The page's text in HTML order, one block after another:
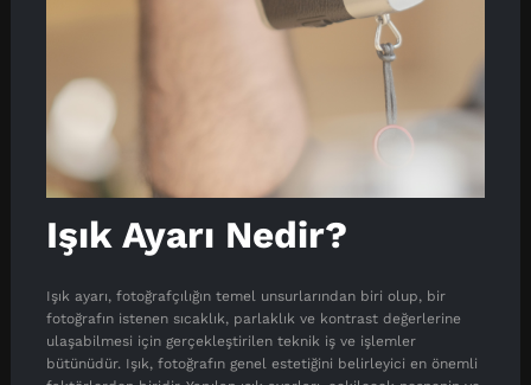
Işık Ayarı Nedir?
Işık ayarı, fotoğrafçılığın temel unsurlarından biri olup, bir
fotoğrafın istenen sıcaklık, parlaklık ve kontrast değerlerine
ulaşabilmesi için gerçekleştirilen teknik iş ve işlemler
bütünüdür. Işık, fotoğrafın genel estetiğini belirleyici en önemli